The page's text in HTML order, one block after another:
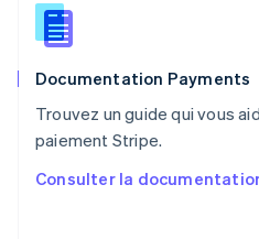
Documentation Payments
Trouvez un guide qui vous
paiement Stripe.
Consulter la
English
Roumanie
Royaume-Uni
Singapour
English 简体中文
English